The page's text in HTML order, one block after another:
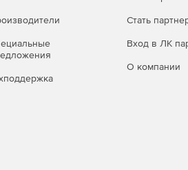
договоров. Используйте
гарантированно ознакомятся
и легко контролируйте возврат от
Стать
Вход в ЛК
О компании